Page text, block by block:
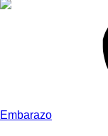
Embarazo